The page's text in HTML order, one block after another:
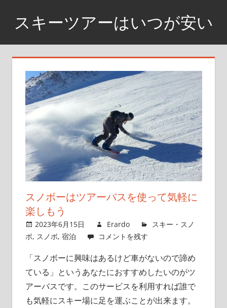
スキーツアーはいつが安い
11
月
スノボーはツアーバスを使って気軽に
楽しもう
2023年6月15日 Erardo
スキー・スノ
ボ, スノボ, 宿泊 コメントを残す
「スノボーに興味はあるけど車がないので諦め
ている」というあなたにおすすめしたいのがツ
アーバスです。 このサービスを利用すれば誰で
も気軽にスキー場に足を運ぶことが出来ます。